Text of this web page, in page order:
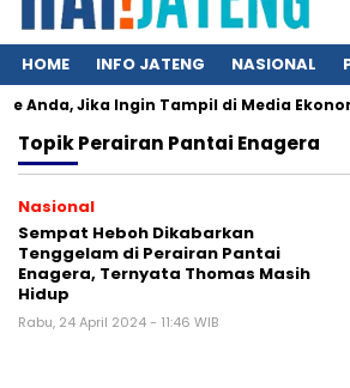
HOME INFO JATENG NASIONAL
Anda, Jika Ingin Tampil di Media
TopikPerairan Pantai Enagera
Nasional
Sempat Heboh Dikabarkan
Tenggelam di Perairan Pantai
Enagera, Ternyata Thomas Masih
Hidup
Rabu, 24 April 2024 - 11:46 WIB